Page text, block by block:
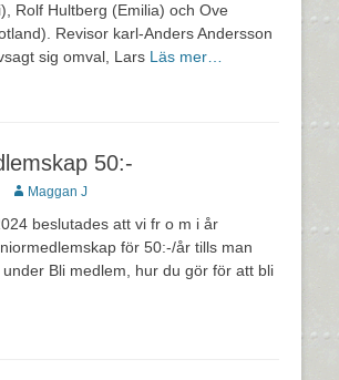
Rolf Hultberg (Emilia) och Ove
Revisor karl-Anders Andersson
sig omval, Lars Läs mer…
50:-
Författare
Maggan J
beslutades att vi fr o m i år
för 50:-/år tills man
Bli medlem, hur du gör för att bli